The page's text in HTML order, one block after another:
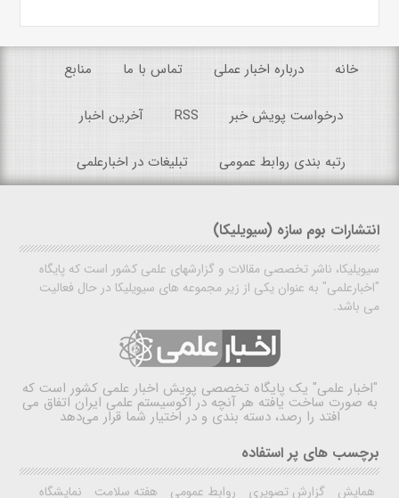
خانه درباره اخبار عملی تماس با ما منابع
درخواست پویش خبر RSS آخرین اخبار
رتبه بندی روابط عمومی تبلیغات در اخبارعلمی
انتشارات بوم سازه (سیویلیکا)
سیویلیکا، ناشر تخصصی مقالات و گزارشهای علمی کشور است که پایگاه
"اخبارعلمی" به عنوان یکی از زیر مجموعه های سیویلیکا در حال فعالیت
می باشد.
"اخبار علمی" یک پایگاه تخصصی پویش اخبار علمی کشور است که
به صورت ساخت یافته هر آنچه در اکوسیستم علمی ایران اتفاق می
افتد را رصد، دسته بندی و در اختیار شما قرار می‌دهد
برچسب های پر استفاده
همایش گزارش تصویری روابط عمومی هفته سلامت نمایشگاه